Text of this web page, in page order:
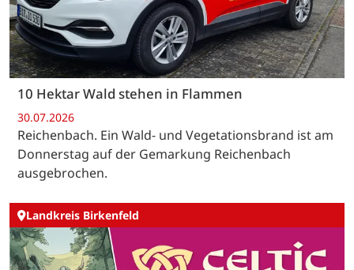
10 Hektar Wald stehen in Flammen
30.07.2026
Reichenbach. Ein Wald- und Vegetationsbrand ist am
Donnerstag auf der Gemarkung Reichenbach
ausgebrochen.
Landkreis Birkenfeld